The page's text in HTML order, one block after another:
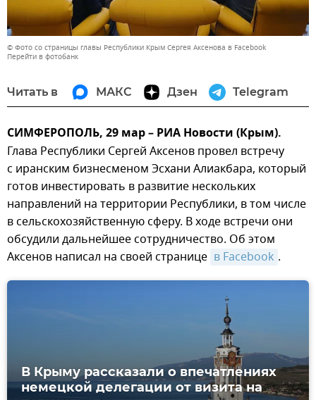
© Фото со страницы главы Республики Крым Сергея Аксенова в Facebook
Перейти в фотобанк
Читать в МАКС Дзен Telegram
СИМФЕРОПОЛЬ, 29 мар – РИА Новости (Крым).
Глава Республики Сергей Аксенов провел встречу
с иранским бизнесменом Эсхани Алиакбара, который
готов инвестировать в развитие нескольких
направлений на территории Республики, в том числе
в сельскохозяйственную сферу. В ходе встречи они
обсудили дальнейшее сотрудничество. Об этом
Аксенов написал на своей странице в Facebook .
В Крыму рассказали о впечатлениях
немецкой делегации от визита на